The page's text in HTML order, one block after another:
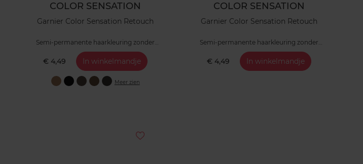
COLOR SENSATION
Garnier Color Sensation Retouch
Semi-permanente haarkleuring zonder
€ 4,49 In winkelmandje
Meer zien
COLOR SENSATION
Garnier Color Sensation Retouch
Semi-permanente haarkleuring zonder
€ 4,49 In winkelmandje